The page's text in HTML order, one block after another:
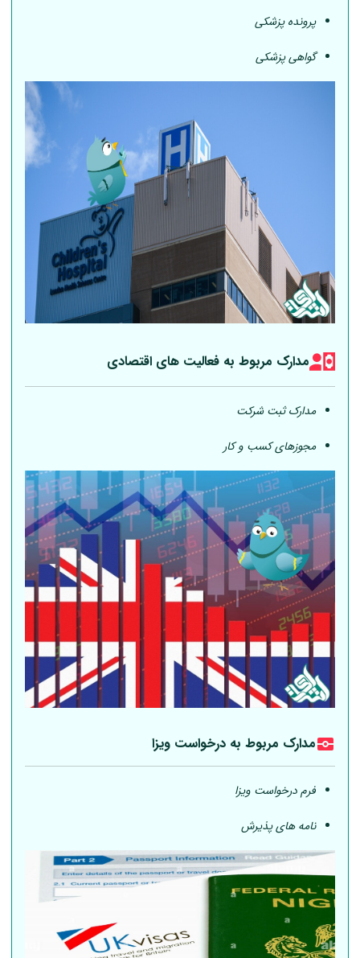
پرونده پزشکی
گواهی پزشکی
مدارک مربوط به فعالیت های اقتصادی
مدارک ثبت شرکت
مجوزهای کسب و کار
مدارک مربوط به درخواست ویزا
فرم درخواست ویزا
نامه های پذیرش